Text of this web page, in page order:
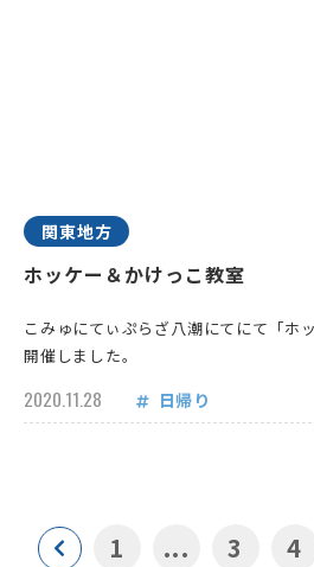
関東地方
ホッケー＆かけっこ教室
こみゅにてぃぷらざ八潮にてにて「ホ
開催しました。
2020.11.28 日帰り
1 ... 3 4